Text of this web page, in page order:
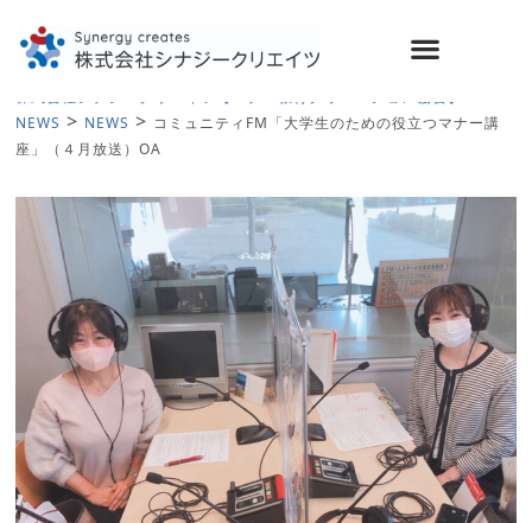
NEWS > NEWS > コミュニティFM「大学生のための役立つマナー講
座」（４月放送）OA